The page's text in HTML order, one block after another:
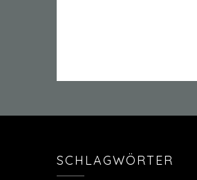
SCHLAGWÖRTER